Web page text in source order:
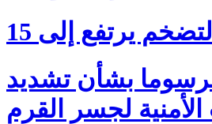
بشأن تشديد
الأمنية لجسر القرم